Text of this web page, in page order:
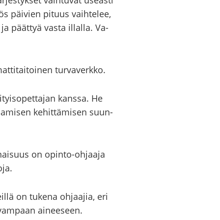
päi­vien pi­tuus vaih­te­lee,
päät­tyä vasta il­lal­la. Va­
tur­va­verk­ko.
kans­sa. He
ke­hit­tä­mi­sen suun­
on opinto-​ohjaaja
on tu­ke­na oh­jaa­jia, eri
ai­nee­seen.